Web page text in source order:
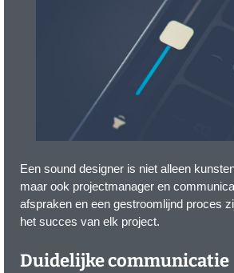
Een sound designer is niet alleen
maar ook projectmanager en
afspraken en een gestroomlijnd proces
het succes van elk project.
Duidelijke communicatie